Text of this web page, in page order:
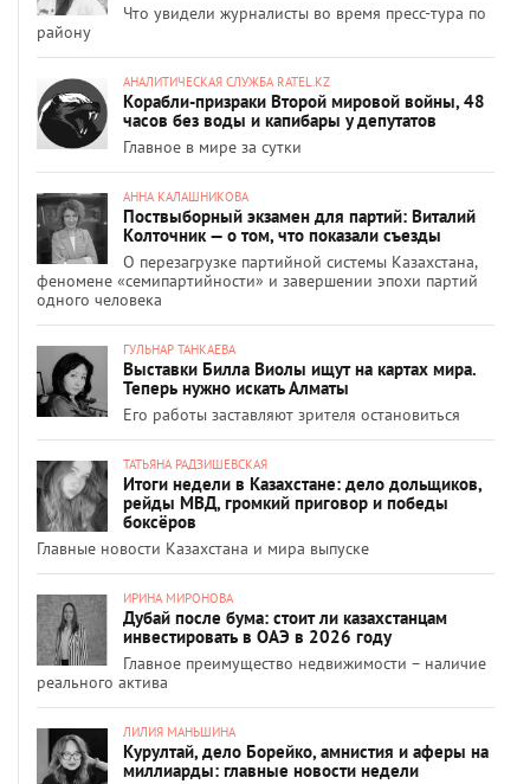
Что увидели журналисты во время пресс-тура по
району
АНАЛИТИЧЕСКАЯ СЛУЖБА RATEL.KZ
Корабли-призраки Второй мировой войны, 48
часов без воды и капибары у депутатов
Главное в мире за сутки
АННА КАЛАШНИКОВА
Поствыборный экзамен для партий: Виталий
Колточник — о том, что показали съезды
О перезагрузке партийной системы Казахстана,
феномене «семипартийности» и завершении эпохи партий
одного человека
ГУЛЬНАР ТАНКАЕВА
Выставки Билла Виолы ищут на картах мира.
Теперь нужно искать Алматы
Его работы заставляют зрителя остановиться
ТАТЬЯНА РАДЗИШЕВСКАЯ
Итоги недели в Казахстане: дело дольщиков,
рейды МВД, громкий приговор и победы
боксёров
Главные новости Казахстана и мира выпуске
ИРИНА МИРОНОВА
Дубай после бума: стоит ли казахстанцам
инвестировать в ОАЭ в 2026 году
Главное преимущество недвижимости – наличие
реального актива
ЛИЛИЯ МАНЬШИНА
Курултай, дело Борейко, амнистия и аферы на
миллиарды: главные новости недели